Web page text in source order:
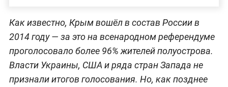
Как известно, Крым вошёл в состав России в
2014 году — за это на всенародном референдуме
проголосовало более 96% жителей полуострова.
Власти Украины, США и ряда стран Запада не
признали итогов голосования. Но, как позднее